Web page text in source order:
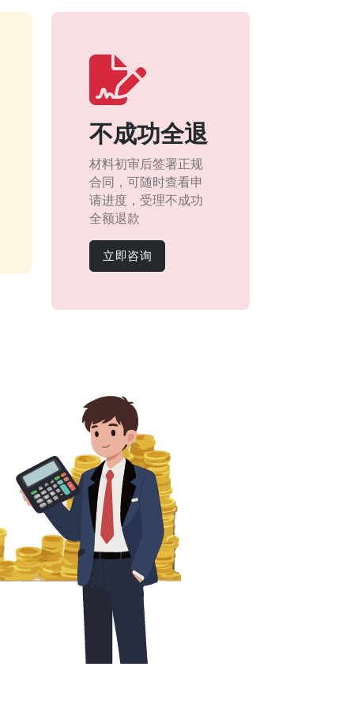
不成功全退
材料初审后签署正规
合同，可随时查看申
请进度，受理不成功
全额退款
立即咨询